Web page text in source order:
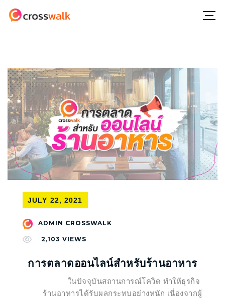
JULY 22, 2021
ADMIN CROSSWALK
2,103 VIEWS
การตลาดออนไลน์สำหรับร้านอาหาร
ในปัจจุบันสถานการณ์โควิด ทำให้ธุรกิจ
ร้านอาหารได้รับผลกระทบอย่างหนัก เนื่องจากผู้